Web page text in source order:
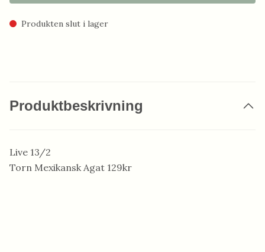
Produkten slut i lager
Produktbeskrivning
Live 13/2
Torn Mexikansk Agat 129kr